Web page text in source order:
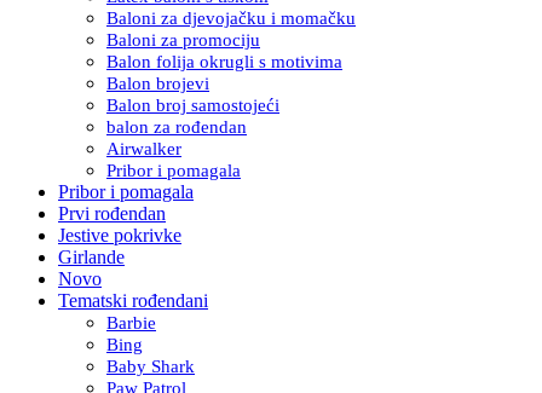
Baloni za djevojačku i momačku
Baloni za promociju
Balon folija okrugli s motivima
Balon brojevi
Balon broj samostojeći
balon za rođendan
Airwalker
Pribor i pomagala
Pribor i pomagala
Prvi rođendan
Jestive pokrivke
Girlande
Novo
Tematski rođendani
Barbie
Bing
Baby Shark
Paw Patrol